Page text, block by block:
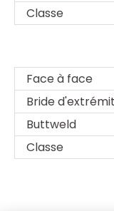
Classe
Face à face
Bride
Buttweld
Classe